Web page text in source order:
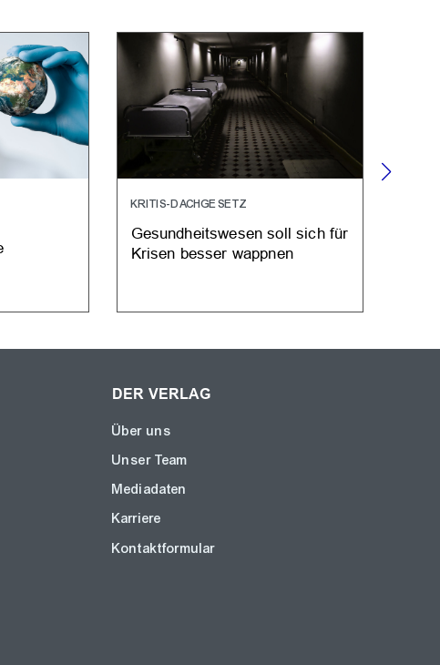
KRITIS-DACHGESETZ
Gesundheitswesen soll sich für
Krisen besser wappnen
DER VERLAG
Über uns
Unser Team
Mediadaten
Karriere
Kontaktformular